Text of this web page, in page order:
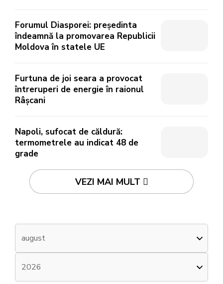
Forumul Diasporei: președinta
îndeamnă la promovarea Republicii
Moldova în statele UE
Furtuna de joi seara a provocat
întreruperi de energie în raionul
Râșcani
Napoli, sufocat de căldură:
termometrele au indicat 48 de
grade
VEZI MAI MULT